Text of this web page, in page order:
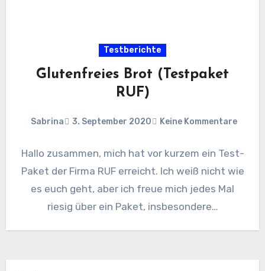
Testberichte
Glutenfreies Brot (Testpaket
RUF)
Sabrina 3. September 2020 Keine Kommentare
Hallo zusammen, mich hat vor kurzem ein Test-
Paket der Firma RUF erreicht. Ich weiß nicht wie
es euch geht, aber ich freue mich jedes Mal
riesig über ein Paket, insbesondere…